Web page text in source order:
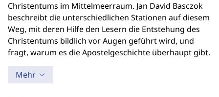
Christentums im Mittelmeerraum. Jan David Basczok
beschreibt die unterschiedlichen Stationen auf diesem
Weg, mit deren Hilfe den Lesern die Entstehung des
Christentums bildlich vor Augen geführt wird, und
fragt, warum es die Apostelgeschichte überhaupt gibt.
Mehr